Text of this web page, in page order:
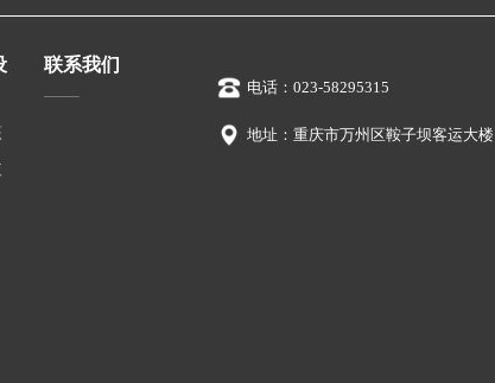
联系我们
电话：023-58295315
地址：重庆市万州区鞍子坝客运大楼